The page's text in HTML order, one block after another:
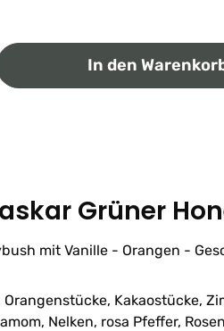
den gewünschten
In den
Grüner
mit Vanille - Orangen -
Kakaostücke,
Nelken, rosa Pfeffer,